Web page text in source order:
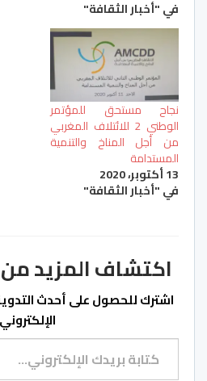
في "أخبار الثقافة"
نجاح مستحق للمؤتمر
الوطني 2 للائتلاف المغربي
من أجل المناخ والتنمية
المستدامة
13 أكتوبر، 2020
في "أخبار الثقافة"
اكتشاف المزيد من azulpress.ma
اشترك للحصول على أحدث
كتابة بريدك الإلكتروني...